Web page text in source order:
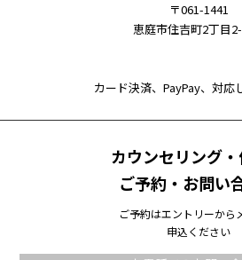
〒061-1441
恵庭市住吉町2丁目
カード決済、PayPay、対応
カウンセリング
ご予約・お問い
ご予約はエントリーから
申込ください